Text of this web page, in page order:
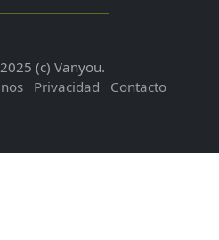
(c) Vanyou.
Privacidad Contacto